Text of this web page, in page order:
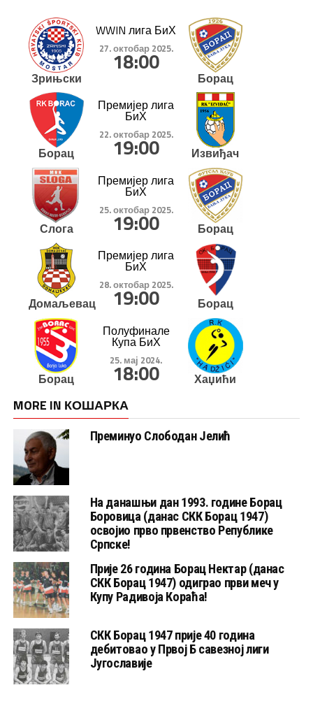
Зрињски
WWIN лига БиХ
27. октобар 2025.
18:00
Борац
Борац
Премијер лига
БиХ
22. октобар 2025.
19:00 Извиђач
Слога
Премијер лига
БиХ
25. октобар 2025.
19:00 Борац
Домаљевац
Премијер лига
БиХ
28. октобар 2025.
19:00 Борац
Борац
Полуфинале
Купа БиХ
25. мај 2024.
18:00 Хаџићи
MORE IN КОШАРКА
Преминуо Слободан Јелић
На данашњи дан 1993. године Борац
Боровица (данас СКК Борац 1947)
освојио прво првенство Републике
Српске!
Прије 26 година Борац Нектар (данас
СКК Борац 1947) одиграо први меч у
Купу Радивоја Кораћа!
СКК Борац 1947 прије 40 година
дебитовао у Првој Б савезној лиги
Југославије